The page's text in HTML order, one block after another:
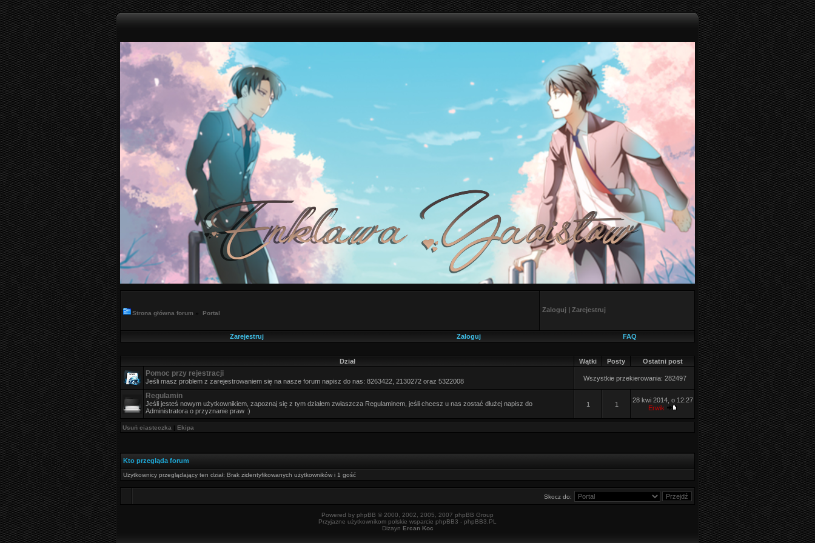
Strona główna forum » Portal Zaloguj | Zarejestruj
Zarejestruj Zaloguj FAQ
Dział Wątki Posty Ostatni post
Pomoc przy rejestracji
Jeśli masz problem z zarejestrowaniem się na nasze forum napisz do nas: 8263422, 2130272 oraz 5322008 Wszystkie przekierowania: 282497
Regulamin
Jeśli jesteś nowym użytkownikiem, zapoznaj się z tym działem zwłaszcza Regulaminem, jeśli chcesz u nas zostać dłużej napisz do
Administratora o przyznanie praw :)
1 1
28 kwi 2014, o 12:27
Erwik
Usuń ciasteczka | Ekipa
Kto przegląda forum
Użytkownicy przeglądający ten dział: Brak zidentyfikowanych użytkowników i 1 gość
Skocz do:
Powered by phpBB © 2000, 2002, 2005, 2007 phpBB Group
Przyjazne użytkownikom polskie wsparcie phpBB3 - phpBB3.PL
Dizayn Ercan Koc